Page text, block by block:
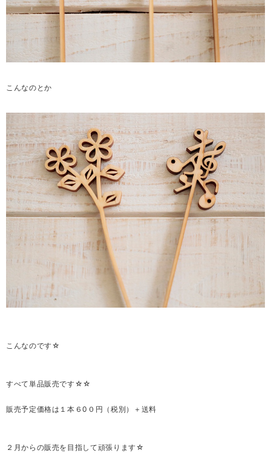
こんなのとか
こんなのです☆
すべて単品販売です☆☆
販売予定価格は１本６0０円（税別）＋送料
２月からの販売を目指して頑張ります☆